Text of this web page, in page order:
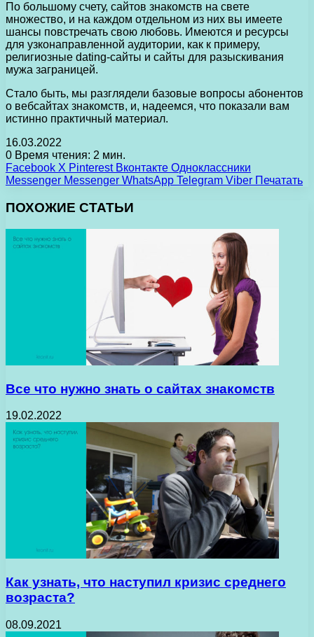
По большому счету, сайтов знакомств на свете
множество, и на каждом отдельном из них вы имеете
шансы повстречать свою любовь. Имеются и ресурсы
для узконаправленной аудитории, как к примеру,
религиозные dating-сайты и сайты для разыскивания
мужа заграницей.
Стало быть, мы разглядели базовые вопросы абонентов
о вебсайтах знакомств, и, надеемся, что показали вам
истинно практичный материал.
16.03.2022
0 Время чтения: 2 мин.
Facebook X Pinterest Вконтакте Одноклассники
Messenger Messenger WhatsApp Telegram Viber Печатать
ПОХОЖИЕ СТАТЬИ
Все что нужно знать о сайтах знакомств
19.02.2022
Как узнать, что наступил кризис среднего
возраста?
08.09.2021